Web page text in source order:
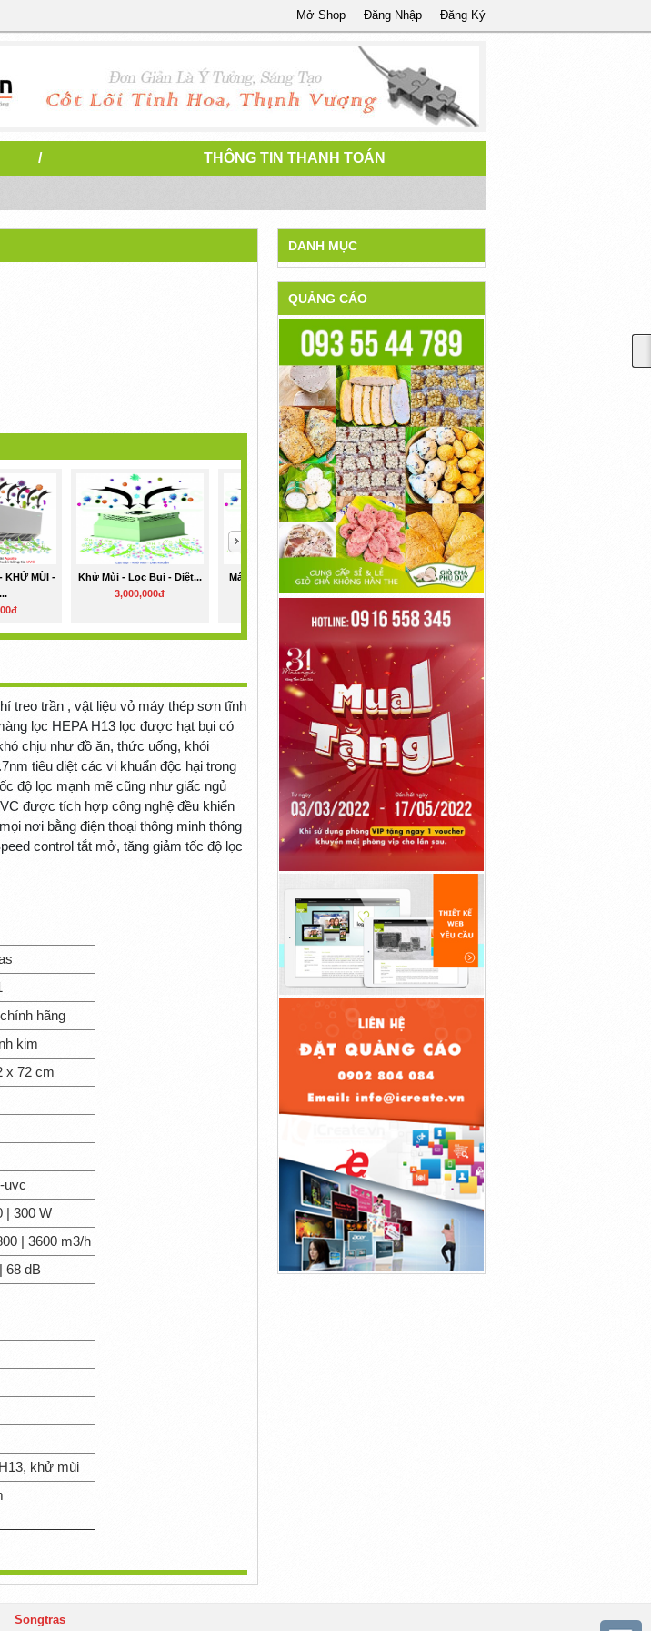
Đăng Ký
Đăng Nhập
Mở Shop
/ THÔNG TIN THANH TOÁN
KHỬ MÙI -
Khử Mùi - Lọc Bụi - Diệt...
3,000,000đ
Máy Lọc Bụi - Khử Mùi -
Diệt...
>
treo trần , vật liệu vỏ máy thép sơn tĩnh
lọc HEPA H13 lọc được hạt bụi có
chịu như đồ ăn, thức uống, khói
tiêu diệt các vi khuẩn độc hại trong
độ lọc mạnh mẽ cũng như giấc ngủ
được tích hợp công nghệ đều khiển
nơi bằng điện thoại thông minh thông
control tắt mở, tăng giảm tốc độ lọc
hãng
kim
x 72 cm
uvc
| 300 W
| 3600 m3/h
68 dB
khử mùi
DANH MỤC
QUẢNG CÁO
Songtras